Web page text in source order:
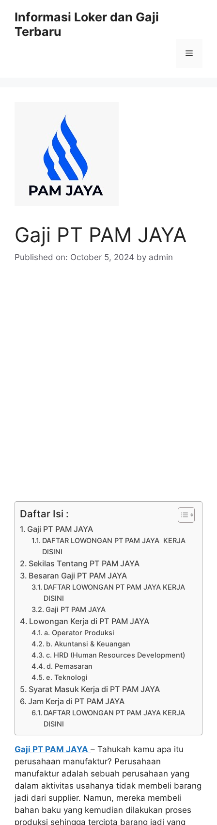
content
Informasi Loker dan Gaji
Terbaru
Menu
Gaji PT PAM JAYA
Published on: October 5, 2024 by admin
Daftar Isi :
Gaji PT PAM JAYA
DAFTAR LOWONGAN PT PAM JAYA KERJA
DISINI
Sekilas Tentang PT PAM JAYA
Besaran Gaji PT PAM JAYA
DAFTAR LOWONGAN PT PAM JAYA KERJA
DISINI
Gaji PT PAM JAYA
Lowongan Kerja di PT PAM JAYA
a. Operator Produksi
b. Akuntansi & Keuangan
c. HRD (Human Resources Development)
d. Pemasaran
e. Teknologi
Syarat Masuk Kerja di PT PAM JAYA
Jam Kerja di PT PAM JAYA
DAFTAR LOWONGAN PT PAM JAYA KERJA
DISINI
Gaji PT PAM JAYA – Tahukah kamu apa itu
perusahaan manufaktur? Perusahaan
manufaktur adalah sebuah perusahaan yang
dalam aktivitas usahanya tidak membeli barang
jadi dari supplier. Namun, mereka membeli
bahan baku yang kemudian dilakukan proses
produksi sehingga tercipta barang jadi yang